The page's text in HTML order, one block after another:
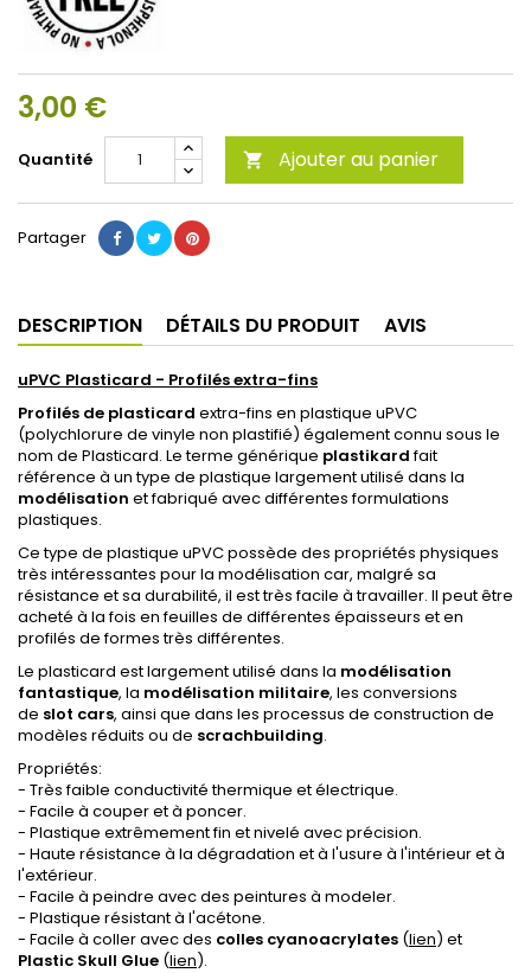
3,00 €
Quantité  Ajouter au panier
Partager
DESCRIPTION DÉTAILS DU PRODUIT AVIS
uPVC Plasticard - Profilés extra-fins
Profilés de plasticard extra-fins en plastique uPVC
(polychlorure de vinyle non plastifié) également connu sous le
nom de Plasticard. Le terme générique plastikardfait
référence à un type de plastique largement utilisé dans la
modélisation et fabriqué avec différentes formulations
plastiques.
Ce type de plastique uPVC possède des propriétés physiques
très intéressantes pour la modélisation car, malgré sa
résistance et sa durabilité, il est très facile à travailler. Il peut être
acheté à la fois en feuilles de différentes épaisseurs et en
profilés de formes très différentes.
Le plasticard est largement utilisé dans la modélisation
fantastique, la modélisation militaire, les conversions
de slot cars, ainsi que dans les processus de construction de
modèles réduits ou de scrachbuilding.
Propriétés:
- Très faible conductivité thermique et électrique.
- Facile à couper et à poncer.
- Plastique extrêmement fin et nivelé avec précision.
- Haute résistance à la dégradation et à l'usure à l'intérieur et à
l'extérieur.
- Facile à peindre avec des peintures à modeler.
- Plastique résistant à l'acétone.
- Facile à coller avec des colles cyanoacrylates (lien) et
Plastic Skull Glue (lien).